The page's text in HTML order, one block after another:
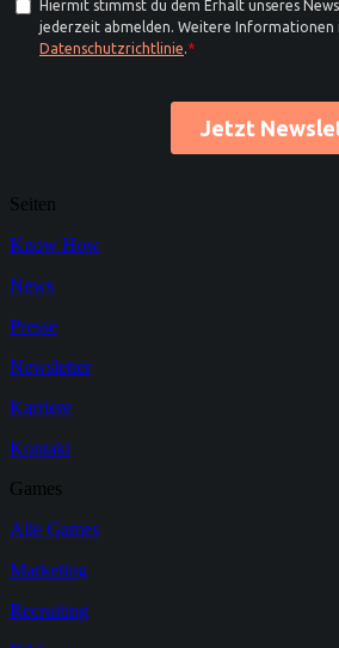
Seiten
Know How
News
Presse
Newsletter
Karriere
Kontakt
Games
Alle Games
Marketing
Recruiting